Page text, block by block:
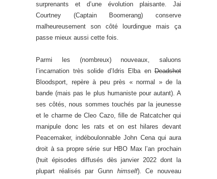
surprenants et d’une évolution plaisante. Jai
Courtney (Captain Boomerang) conserve
malheureusement son côté lourdingue mais ça
passe mieux aussi cette fois.
Parmi les (nombreux) nouveaux, saluons
l’incarnation très solide d’Idris Elba en Deadshot
Bloodsport, repère à peu près « normal » de la
bande (mais pas le plus humaniste pour autant). A
ses côtés, nous sommes touchés par la jeunesse
et le charme de Cleo Cazo, fille de Ratcatcher qui
manipule donc les rats et on est hilares devant
Peacemaker, indéboulonnable John Cena qui aura
droit à sa propre série sur HBO Max l’an prochain
(huit épisodes diffusés dès janvier 2022 dont la
plupart réalisés par Gunn himself). Ce nouveau